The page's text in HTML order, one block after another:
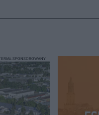
SPONSOROWANY